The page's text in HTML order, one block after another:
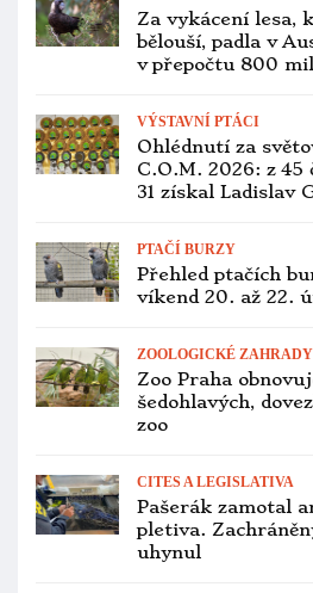
ZOOLOGICKÉ ZAHRADY
Jihlavská zoo
nezavřela, žádné
do odvolání
OCHRANA PAPOUŠKŮ
Pije papoušek
stačí tekutiny z
ZOOLOGICKÉ ZAHRADY
Kdo bude
ZOOLOGICKÉ ZAHRADY
Zoo Praha chce
PTAČÍ BURZY
Přehled ptačích
víkend 12. až 14.